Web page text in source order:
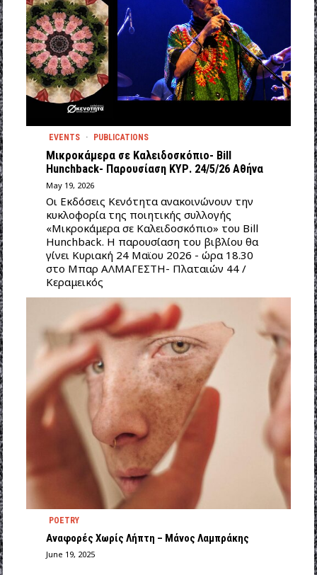
EVENTS · PUBLICATIONS
Μικροκάμερα σε Καλειδοσκόπιο- Bill
Hunchback- Παρουσίαση ΚΥΡ. 24/5/26 Αθήνα
May 19, 2026
Οι Εκδόσεις Κενότητα ανακοινώνουν την
κυκλοφορία της ποιητικής συλλογής
«Μικροκάμερα σε Καλειδοσκόπιο» του Bill
Hunchback. Η παρουσίαση του βιβλίου θα
γίνει Κυριακή 24 Μαϊου 2026 - ώρα 18.30
στο Μπαρ ΑΛΜΑΓΕΣΤΗ- Πλαταιών 44 /
Κεραμεικός
POETRY
Αναφορές Χωρίς Λήπτη – Μάνος Λαμπράκης
June 19, 2025